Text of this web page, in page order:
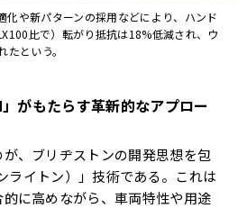
化や新パターンの採用などにより、ハンド
比で）転がり抵抗は18%低減され、ウ
という。
がもたらす革新的なアプロー
、ブリヂストンの開発思想を包
ライトン）」技術である。これは
に高めながら、車両特性や用途